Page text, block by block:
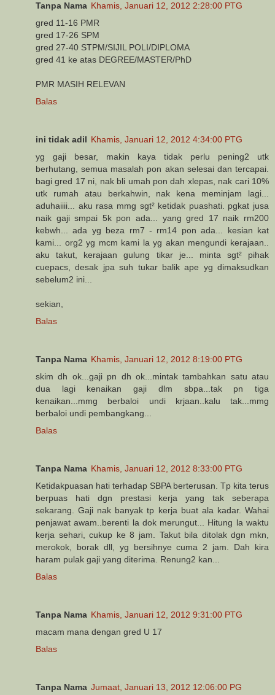
Tanpa Nama Khamis, Januari 12, 2012 2:28:00 PTG
gred 11-16 PMR
gred 17-26 SPM
gred 27-40 STPM/SIJIL POLI/DIPLOMA
gred 41 ke atas DEGREE/MASTER/PhD
PMR MASIH RELEVAN
Balas
ini tidak adil Khamis, Januari 12, 2012 4:34:00 PTG
yg gaji besar, makin kaya tidak perlu pening2 utk
berhutang, semua masalah pon akan selesai dan tercapai.
bagi gred 17 ni, nak bli umah pon dah xlepas, nak cari 10%
utk rumah atau berkahwin, nak kena meminjam lagi...
aduhaiiii... aku rasa mmg sgt² ketidak puashati. pgkat jusa
naik gaji smpai 5k pon ada... yang gred 17 naik rm200
kebwh... ada yg beza rm7 - rm14 pon ada... kesian kat
kami... org2 yg mcm kami la yg akan mengundi kerajaan..
aku takut, kerajaan gulung tikar je... minta sgt² pihak
cuepacs, desak jpa suh tukar balik ape yg dimaksudkan
sebelum2 ini...
sekian,
Balas
Tanpa Nama Khamis, Januari 12, 2012 8:19:00 PTG
skim dh ok...gaji pn dh ok...mintak tambahkan satu atau
dua lagi kenaikan gaji dlm sbpa...tak pn tiga
kenaikan...mmg berbaloi undi krjaan..kalu tak...mmg
berbaloi undi pembangkang...
Balas
Tanpa Nama Khamis, Januari 12, 2012 8:33:00 PTG
Ketidakpuasan hati terhadap SBPA berterusan. Tp kita terus
berpuas hati dgn prestasi kerja yang tak seberapa
sekarang. Gaji nak banyak tp kerja buat ala kadar. Wahai
penjawat awam..berenti la dok merungut... Hitung la waktu
kerja sehari, cukup ke 8 jam. Takut bila ditolak dgn mkn,
merokok, borak dll, yg bersihnye cuma 2 jam. Dah kira
haram pulak gaji yang diterima. Renung2 kan...
Balas
Tanpa Nama Khamis, Januari 12, 2012 9:31:00 PTG
macam mana dengan gred U 17
Balas
Tanpa Nama Jumaat, Januari 13, 2012 12:06:00 PG